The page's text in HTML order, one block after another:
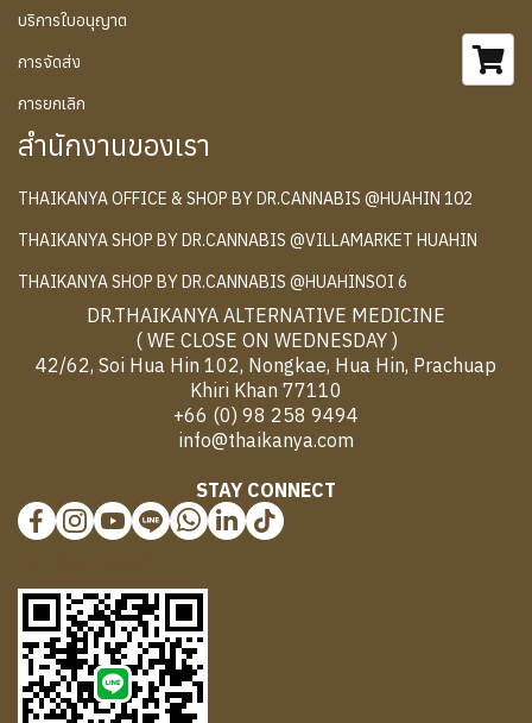
บริการใบอนุญาต
การจัดส่ง
การยกเลิก
สำนักงานของเรา
THAIKANYA OFFICE & SHOP BY DR.CANNABIS @HUAHIN 102
THAIKANYA SHOP BY DR.CANNABIS @VILLAMARKET HUAHIN
THAIKANYA SHOP BY DR.CANNABIS @HUAHINSOI 6
DR.THAIKANYA ALTERNATIVE MEDICINE
( WE CLOSE ON WEDNESDAY )
42/62, Soi Hua Hin 102, Nongkae, Hua Hin, Prachuap
Khiri Khan 77110
+66 (0) 98 258 9494
info@thaikanya.com
STAY CONNECT